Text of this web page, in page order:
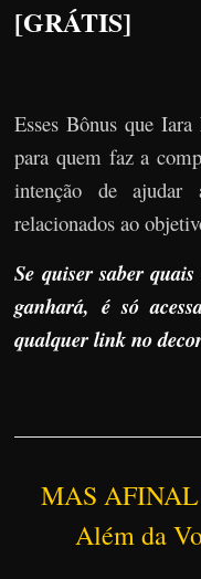
[GRÁTIS]
Esses Bônus que
para quem faz a
intenção de ajudar
relacionados ao
Se quiser saber
ganhará, é só
qualquer link no
MAS AFINAL
Além da